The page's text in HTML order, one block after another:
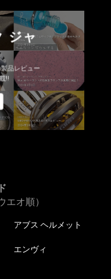
ジャ
品レビュー
!!
エオ順）
アブス ヘルメット
エンヴィ